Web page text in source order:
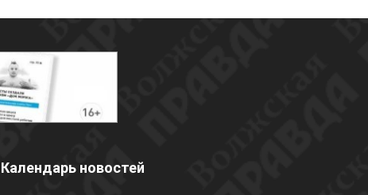
Календарь новостей